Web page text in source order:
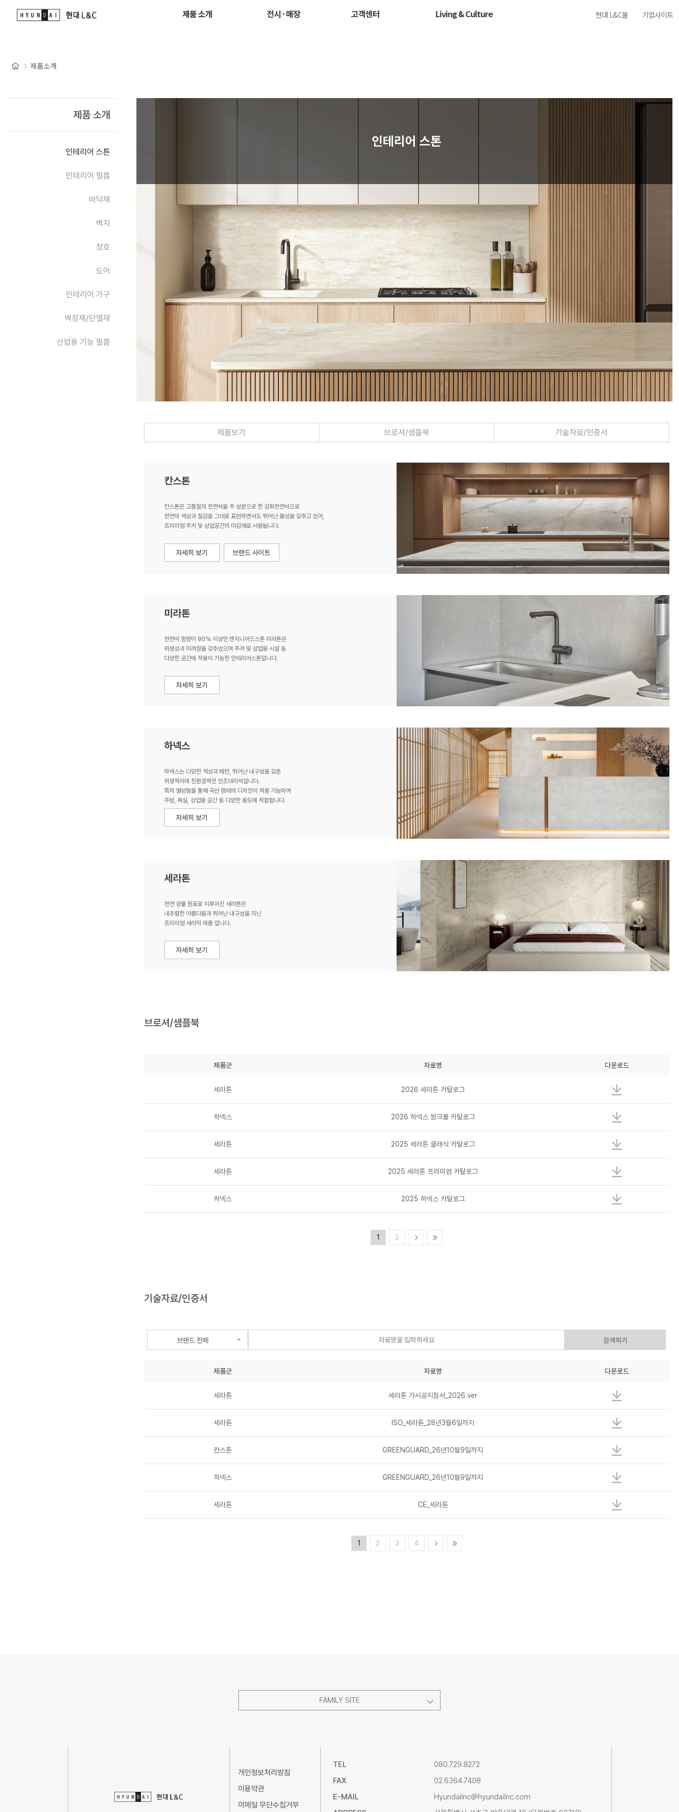
현대 L&C몰 기업사이트
제품 소개 전시 · 매장 고객센터 Living & Culture
제품소개
제품 소개
인테리어 스톤
인테리어 필름
바닥재
벽지
창호
도어
인테리어 가구
벽장재/단열재
산업용 기능 필름
인테리어 스톤
제품보기 브로셔/샘플북 기술자료/인증서
칸스톤
칸스톤은 고품질의 천연석을 주 성분으로 한 강화천연석으로
천연의 색상과 질감을 그대로 표현하면서도 뛰어난 물성을 갖추고 있어,
프리미엄 주거 및 상업공간의 마감재로 사용됩니다.
미라톤
천연석 함량이 90% 이상인 엔지니어드스톤 미라톤은
위생성과 미려함을 갖추었으며 주거 및 상업용 시설 등
다양한 공간에 적용이 가능한 인테리어스톤입니다.
하넥스
하넥스는 다양한 색상과 패턴, 뛰어난 내구성을 갖춘
위생적이며 친환경적인 인조대리석입니다.
특히 열성형을 통해 곡선 형태의 디자인이 적용 가능하여
주방, 욕실, 상업용 공간 등 다양한 용도에 적합합니다.
세라톤
천연 광물 원료로 이루어진 세라톤은
내추럴한 아름다움과 뛰어난 내구성을 지닌
프리미엄 세라믹 제품 입니다.
브로셔/샘플북
제품군 자료명 다운로드
세라톤 2026 세라톤 카탈로그
하넥스 2026 하넥스 씽크볼 카탈로그
세라톤 2025 세라톤 클래식 카탈로그
세라톤 2025 세라톤 프리미엄 카탈로그
하넥스 2025 하넥스 카탈로그
1 2
기술자료/인증서
브랜드 전체 검색하기
제품군 자료명 다운로드
세라톤 세라톤 가시공지침서_2026.ver
세라톤 ISO_세라톤_28년3월6일까지
칸스톤 GREENGUARD_26년10월9일까지
하넥스 GREENGUARD_26년10월9일까지
세라톤 CE_세라톤
1 2 3 4
FAMILY SITE
개인정보처리방침
이용약관
이메일 무단수집거부
TEL
080.729.8272
FAX
02.6364.7408
E-MAIL
Hyundailnc@hyundailnc.com